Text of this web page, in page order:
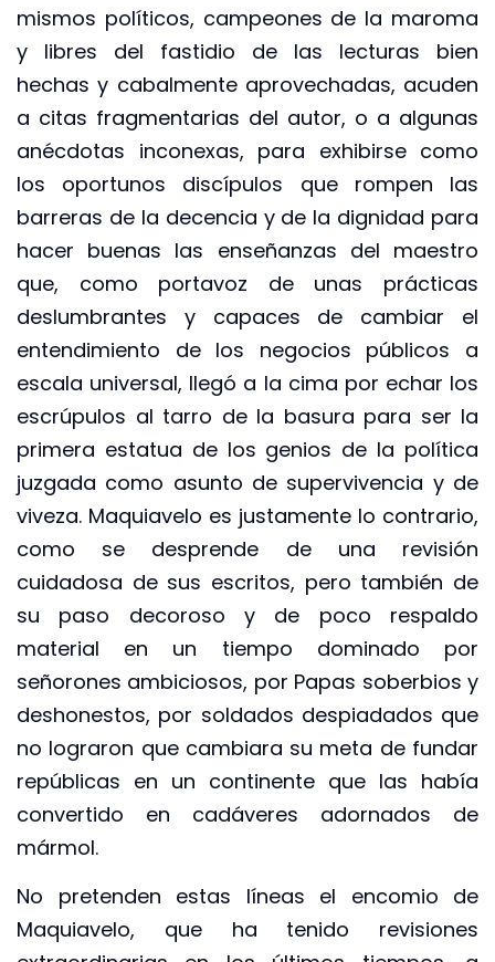
mismos políticos, campeones de la maroma
y libres del fastidio de las lecturas bien
hechas y cabalmente aprovechadas, acuden
a citas fragmentarias del autor, o a algunas
anécdotas inconexas, para exhibirse como
los oportunos discípulos que rompen las
barreras de la decencia y de la dignidad para
hacer buenas las enseñanzas del maestro
que, como portavoz de unas prácticas
deslumbrantes y capaces de cambiar el
entendimiento de los negocios públicos a
escala universal, llegó a la cima por echar los
escrúpulos al tarro de la basura para ser la
primera estatua de los genios de la política
juzgada como asunto de supervivencia y de
viveza. Maquiavelo es justamente lo contrario,
como se desprende de una revisión
cuidadosa de sus escritos, pero también de
su paso decoroso y de poco respaldo
material en un tiempo dominado por
señorones ambiciosos, por Papas soberbios y
deshonestos, por soldados despiadados que
no lograron que cambiara su meta de fundar
repúblicas en un continente que las había
convertido en cadáveres adornados de
mármol.
No pretenden estas líneas el encomio de
Maquiavelo, que ha tenido revisiones